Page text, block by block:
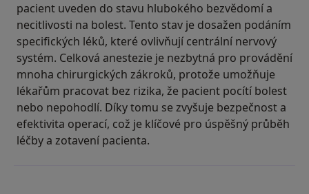
pacient uveden do stavu hlubokého bezvědomí a
necitlivosti na bolest. Tento stav je dosažen podáním
specifických léků, které ovlivňují centrální nervový
systém. Celková anestezie je nezbytná pro provádění
mnoha chirurgických zákroků, protože umožňuje
lékařům pracovat bez rizika, že pacient pocítí bolest
nebo nepohodlí. Díky tomu se zvyšuje bezpečnost a
efektivita operací, což je klíčové pro úspěšný průběh
léčby a zotavení pacienta.